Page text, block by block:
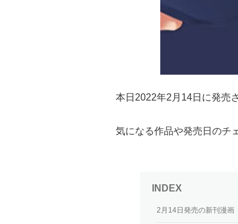
本日2022年2月14日に発売
気になる作品や発売日のチ
2月14日発売の新刊漫画